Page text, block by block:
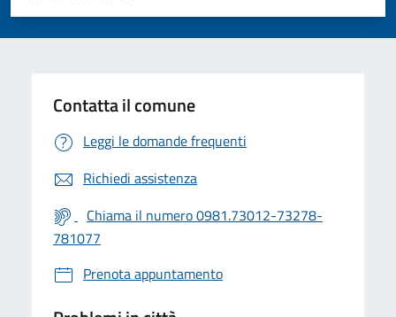
Valuta 5 stelle su 5
Valuta 4 stelle su 5
Valuta 3 stelle su 5
Valuta 2 stelle su 5
Valuta 1 stelle su 5
Contatta il comune
Leggi le domande frequenti
Richiedi assistenza
Chiama il numero 0981.73012-73278-
781077
Prenota appuntamento